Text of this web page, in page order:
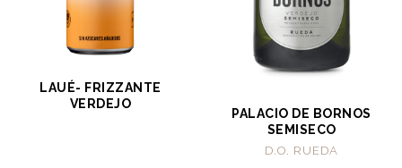
LAUÉ- FRIZZANTE
VERDEJO
PALACIO DE BORNOS
SEMISECO
D.O. RUEDA